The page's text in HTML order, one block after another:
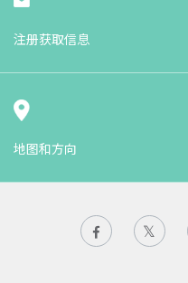
注册获取信息
地图和方向